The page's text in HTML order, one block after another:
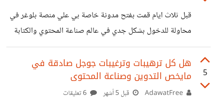
"الجزيرات المعزولة" فكتبت بضعة انطباعات لحظية كان منها:
هناك جهد عربي محترم. التنضيد عموما يفضل مواقع المقالات
بمراحل
قبل ثلاث ايام قمت بفتح مدونة خاصة بي علي منصة بلوغر في
محاولة للدخول بشكل جدي في عالم صناعة المحتوي والكتابة
لإبداعية أحتاج بعض النصائح في ما يتعلق بكيفية العمل وكيف
أحاول أو ما هي الطرق لتي قد تمكنني من صناعة دخل رابط
المدونة في وصف الحساب وشكرا
5
هل كل ترهيبات وترغيبات جوجل صادقة في
مايخص التدوين وصناعة المحتوى
قبل 5 أشهر